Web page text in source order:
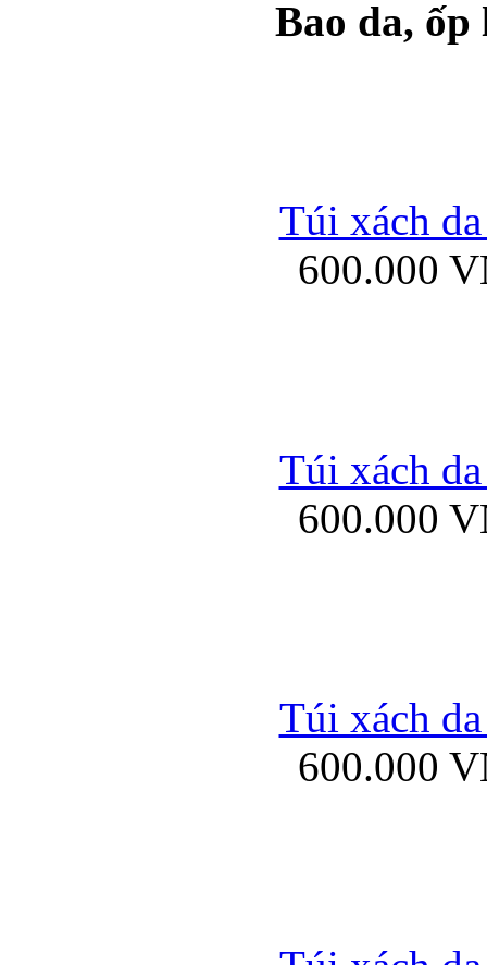
Ốp lưng silicon
Ốp lưng Samsung
Ốp lưng
Bao da,
Túi xách
600.000
Túi xách
600.000
Túi xách
600.000